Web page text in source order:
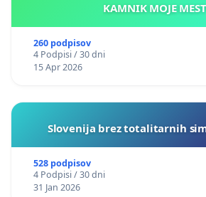
KAMNIK MOJE
260 podpisov
4 Podpisi / 30 dni
15 Apr 2026
Slovenija brez totalitarnih
528 podpisov
4 Podpisi / 30 dni
31 Jan 2026